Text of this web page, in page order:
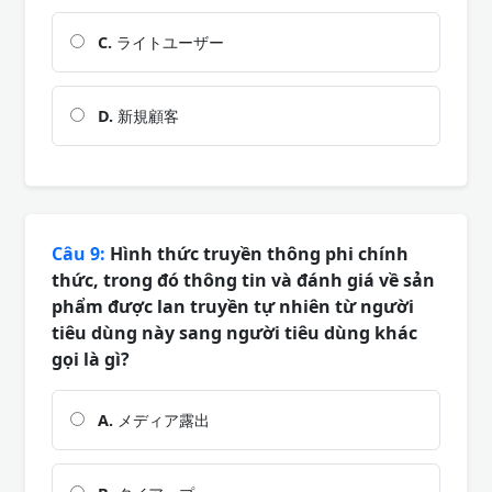
C. ライトユーザー
D. 新規顧客
Câu 9: Hình thức truyền thông phi chính
thức, trong đó thông tin và đánh giá về sản
phẩm được lan truyền tự nhiên từ người
tiêu dùng này sang người tiêu dùng khác
gọi là gì?
A. メディア露出